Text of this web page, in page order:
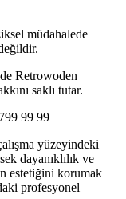
müdahalede
Retrowoden
saklı tutar.
99 99
yüzeyindeki
dayanıklılık ve
estetiğini korumak
profesyonel